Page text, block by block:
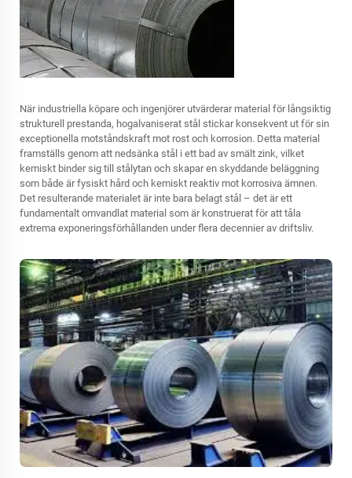
När industriella köpare och ingenjörer utvärderar material för långsiktig
strukturell prestanda, hogalvaniserat stål stickar konsekvent ut för sin
exceptionella motståndskraft mot rost och korrosion. Detta material
framställs genom att nedsänka stål i ett bad av smält zink, vilket
kemiskt binder sig till stålytan och skapar en skyddande beläggning
som både är fysiskt hård och kemiskt reaktiv mot korrosiva ämnen.
Det resulterande materialet är inte bara belagt stål – det är ett
fundamentalt omvandlat material som är konstruerat för att tåla
extrema exponeringsförhållanden under flera decennier av driftsliv.